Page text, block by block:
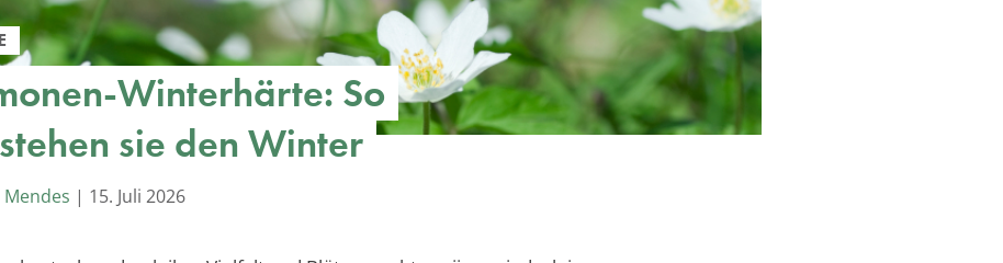
Winterhärte: So
sie den Winter
Mendes | 15. Juli 2026